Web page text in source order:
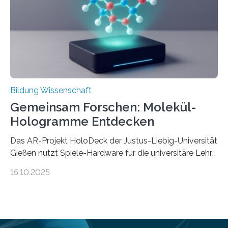
Balázs Kovács, Professor an der Yale School of
Management. Die Forscher kommen zu dem Schluss,
dass Patente…
Bildung Wissenschaft
Gemeinsam Forschen: Molekül-
Hologramme Entdecken
Das AR-Projekt HoloDeck der Justus-Liebig-Universität
Gießen nutzt Spiele-Hardware für die universitäre Lehre
bekannte Augmented-Reality-Technologie (AR) hält
komplexe molekulare Zusammenhänge sichtbar zu
15.10.2025